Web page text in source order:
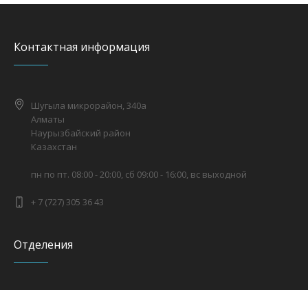
Контактная информация
Шугыла микрорайон, 340а
Алматы
Наурызбайский район
Казахстан
пн по пт. 08:00 - 20:00, сб 09:00 - 16:00, вс выходной
+ 7 (727) 305 36 43
Отделения